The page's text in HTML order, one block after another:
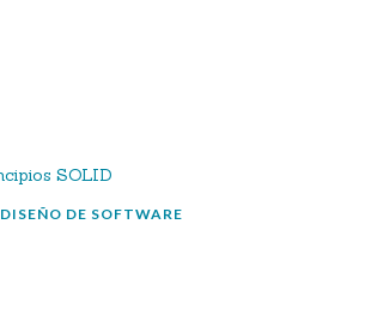
DISEÑO DE SOFTWARE